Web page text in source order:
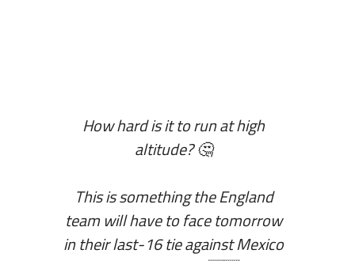
How hard is it to run at high
altitude? 🤔
This is something the England
team will have to face tomorrow
in their last-16 tie against Mexico